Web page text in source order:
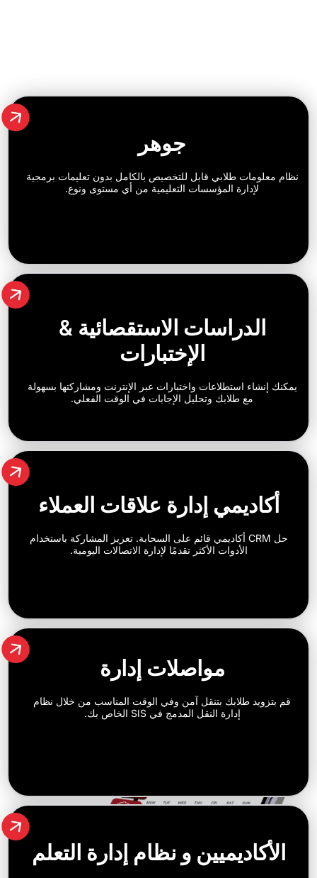
طلابي قابل للتخصيص بالكامل بدون تعليمات برمجية
المؤسسات التعليمية من أي مستوى ونوع.
الاستقصائية &
الإختبارات
استطلاعات واختبارات عبر الإنترنت ومشاركتها بسهولة
طلابك وتحليل الإجابات في الوقت الفعلي.
إدارة علاقات العملاء
حل CRM أكاديمي قائم على السحابة. تعزيز المشاركة باستخدام
الأدوات الأكثر تقدمًا لإدارة الاتصالات اليومية.
مواصلات إدارة
طلابك بتنقل آمن وفي الوقت المناسب من خلال نظام
إدارة النقل المدمج في SIS الخاص بك.
و نظام إدارة التعلم